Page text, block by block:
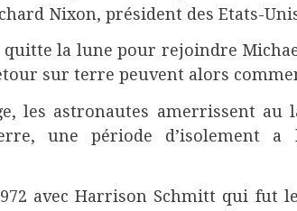
Nixon, président des Etats-
la lune pour rejoindre
sur terre peuvent alors
les astronautes amerrissent au
une période d’isolement a
avec Harrison Schmitt qui fut